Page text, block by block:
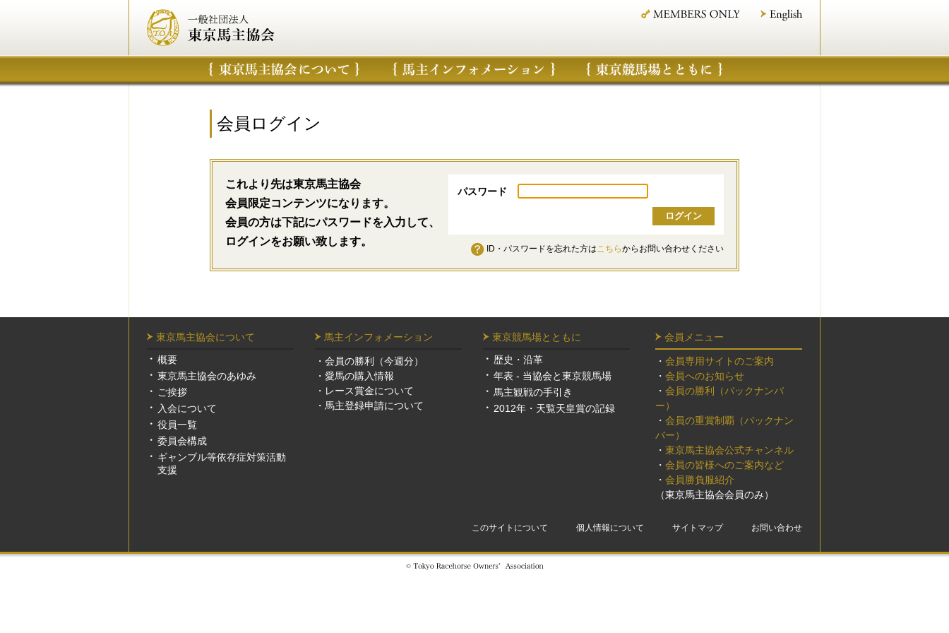
会員ログイン
これより先は東京馬主協会
会員限定コンテンツになります。
会員の方は下記にパスワードを入力して、
ログインをお願い致します。
パスワード
ID・パスワードを忘れた方はこちらからお問い合わせください
東京馬主協会について
概要
東京馬主協会のあゆみ
ご挨拶
入会について
役員一覧
委員会構成
ギャンブル等依存症対策活動
支援
馬主インフォメーション
・ 会員の勝利（今週分）
・ 愛馬の購入情報
・ レース賞金について
・ 馬主登録申請について
東京競馬場とともに
歴史・沿革
年表 - 当協会と東京競馬場
馬主観戦の手引き
2012年・天覧天皇賞の記録
会員メニュー
・ 会員専用サイトのご案内
・ 会員へのお知らせ
・ 会員の勝利（バックナンバ
ー）
・ 会員の重賞制覇（バックナン
バー）
・ 東京馬主協会公式チャンネル
・ 会員の皆様へのご案内など
・ 会員勝負服紹介
（東京馬主協会会員のみ）
このサイトについて 個人情報について サイトマップ お問い合わせ